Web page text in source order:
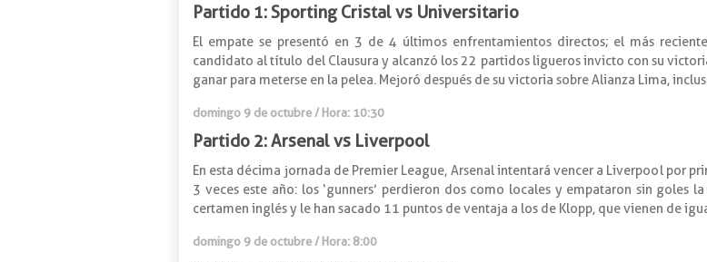
Partido 1: Sporting Cristal vs Universitario
El empate se presentó en 3 de 4 últimos enfrentamientos directos; el más
candidato al título del Clausura y alcanzó los 22 partidos ligueros invicto con su
ganar para meterse en la pelea. Mejoró después de su victoria sobre Alianza Lima,
domingo 9 de octubre / Hora: 10:30
Partido 2: Arsenal vs Liverpool
En esta décima jornada de Premier League, Arsenal intentará vencer a Liverpool por
3 veces este año: los ‘gunners’ perdieron dos como locales y empataron sin goles
certamen inglés y le han sacado 11 puntos de ventaja a los de Klopp, que vienen de
domingo 9 de octubre / Hora: 8:00